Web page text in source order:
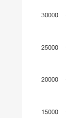
მშპ
15000
20000
25000
30000